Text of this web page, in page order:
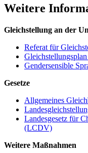
Weitere
Gleichstellung an der
Referat für
Gendersensible
Gesetze
Allgemeines
Landesgesetz für
(LCDV)
Weitere Maßnahmen